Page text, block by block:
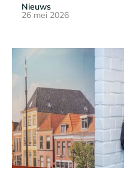
Nieuws
26 mei 2026